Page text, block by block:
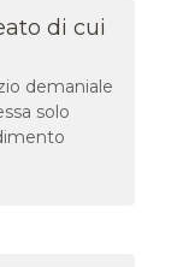
di cui
demaniale
solo